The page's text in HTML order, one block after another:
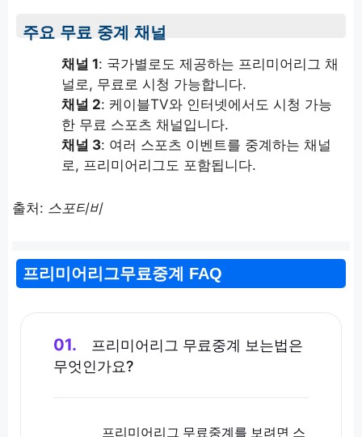
주요 무료 중계 채널
채널 1: 국가별로도 제공하는 프리미어리그 채
널로, 무료로 시청 가능합니다.
채널 2: 케이블TV와 인터넷에서도 시청 가능
한 무료 스포츠 채널입니다.
채널 3: 여러 스포츠 이벤트를 중계하는 채널
로, 프리미어리그도 포함됩니다.
출처: 스포티비
프리미어리그무료중계 FAQ
01.
프리미어리그 무료중계 보는법은
무엇인가요?
프리미어리그 무료중계를 보려면 스